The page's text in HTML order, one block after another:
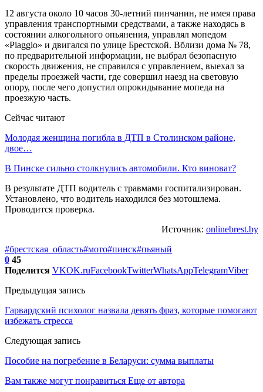
12 августа около 10 часов 30-летний пинчанин, не имея права
управления транспортными средствами, а также находясь в
состоянии алкогольного опьянения, управлял мопедом
«Piaggio» и двигался по улице Брестской. Вблизи дома № 78,
по предварительной информации, не выбрал безопасную
скорость движения, не справился с управлением, выехал за
пределы проезжей части, где совершил наезд на световую
опору, после чего допустил опрокидывание мопеда на
проезжую часть.
Сейчас читают
Молодая женщина погибла в ДТП в Столинском районе,
двое…
В Пинске сильно столкнулись автомобили. Кто виноват?
В результате ДТП водитель с травмами госпитализирован.
Установлено, что водитель находился без мотошлема.
Проводится проверка.
Источник: onlinebrest.by
#брестская_область#мото#пинск#пьяный
0 45
Поделится VKOK.ruFacebookTwitterWhatsAppTelegramViber
Предыдущая запись
Гарвардский психолог назвала девять фраз, которые помогают
избежать стресса
Следующая запись
Пособие на погребение в Беларуси: сумма выплаты
Вам также могут понравиться Еще от автора